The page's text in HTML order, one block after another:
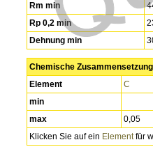
Rm min
Rp 0,2 min
Dehnung min
Chemische
Element
C
min
max
0,05
Klicken Sie auf ein Elementfür